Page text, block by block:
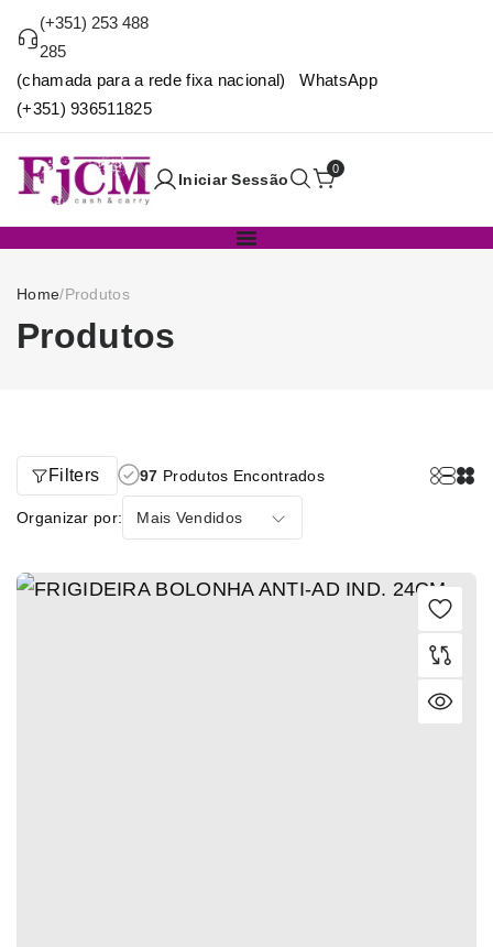
(+351) 253 488
285
(chamada para a rede fixa nacional) WhatsApp
(+351) 936511825
Iniciar Sessão
0
Home/Produtos
Produtos
Filters 97 Produtos Encontrados
Organizar por: Mais Vendidos